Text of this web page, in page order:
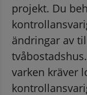
projekt. Du
ändringar av
varken kräver